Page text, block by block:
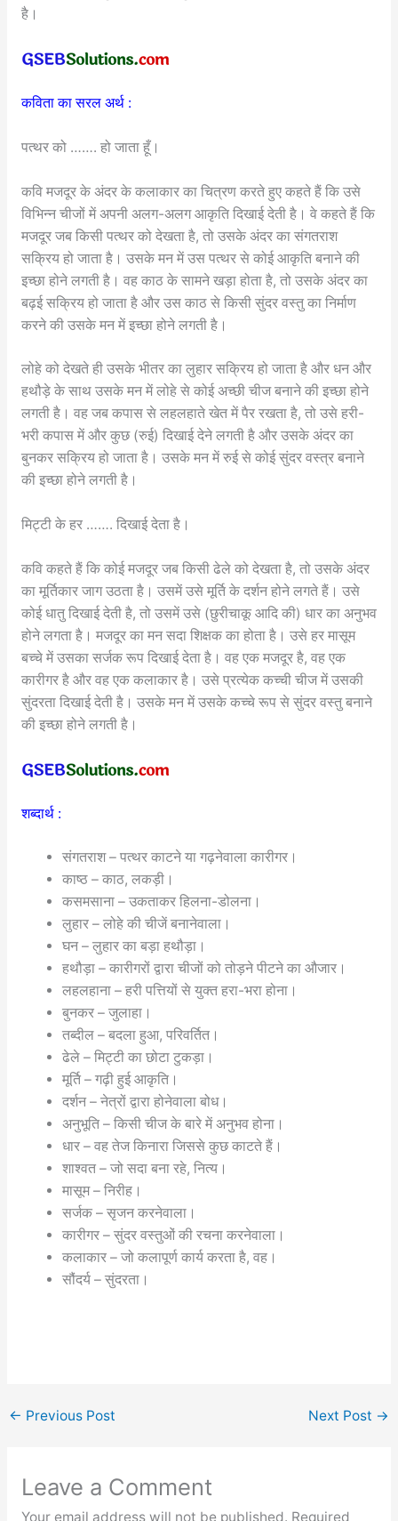
है।
कविता का सरल अर्थ :
पत्थर को ……. हो जाता हूँ।
कवि मजदूर के अंदर के कलाकार का चित्रण करते हुए कहते हैं कि उसे
विभिन्न चीजों में अपनी अलग-अलग आकृति दिखाई देती है। वे कहते हैं कि
मजदूर जब किसी पत्थर को देखता है, तो उसके अंदर का संगतराश
सक्रिय हो जाता है। उसके मन में उस पत्थर से कोई आकृति बनाने की
इच्छा होने लगती है। वह काठ के सामने खड़ा होता है, तो उसके अंदर का
बढ़ई सक्रिय हो जाता है और उस काठ से किसी सुंदर वस्तु का निर्माण
करने की उसके मन में इच्छा होने लगती है।
लोहे को देखते ही उसके भीतर का लुहार सक्रिय हो जाता है और धन और
हथौड़े के साथ उसके मन में लोहे से कोई अच्छी चीज बनाने की इच्छा होने
लगती है। वह जब कपास से लहलहाते खेत में पैर रखता है, तो उसे हरी-
भरी कपास में और कुछ (रुई) दिखाई देने लगती है और उसके अंदर का
बुनकर सक्रिय हो जाता है। उसके मन में रुई से कोई सुंदर वस्त्र बनाने
की इच्छा होने लगती है।
मिट्टी के हर ……. दिखाई देता है।
कवि कहते हैं कि कोई मजदूर जब किसी ढेले को देखता है, तो उसके अंदर
का मूर्तिकार जाग उठता है। उसमें उसे मूर्ति के दर्शन होने लगते हैं। उसे
कोई धातु दिखाई देती है, तो उसमें उसे (छुरीचाकू आदि की) धार का अनुभव
होने लगता है। मजदूर का मन सदा शिक्षक का होता है। उसे हर मासूम
बच्चे में उसका सर्जक रूप दिखाई देता है। वह एक मजदूर है, वह एक
कारीगर है और वह एक कलाकार है। उसे प्रत्येक कच्ची चीज में उसकी
सुंदरता दिखाई देती है। उसके मन में उसके कच्चे रूप से सुंदर वस्तु बनाने
की इच्छा होने लगती है।
शब्दार्थ :
संगतराश – पत्थर काटने या गढ़नेवाला कारीगर।
काष्ठ – काठ, लकड़ी।
कसमसाना – उकताकर हिलना-डोलना।
लुहार – लोहे की चीजें बनानेवाला।
घन – लुहार का बड़ा हथौड़ा।
हथौड़ा – कारीगरों द्वारा चीजों को तोड़ने पीटने का औजार।
लहलहाना – हरी पत्तियों से युक्त हरा-भरा होना।
बुनकर – जुलाहा।
तब्दील – बदला हुआ, परिवर्तित।
ढेले – मिट्टी का छोटा टुकड़ा।
मूर्ति – गढ़ी हुई आकृति।
दर्शन – नेत्रों द्वारा होनेवाला बोध।
अनुभूति – किसी चीज के बारे में अनुभव होना।
धार – वह तेज किनारा जिससे कुछ काटते हैं।
शाश्वत – जो सदा बना रहे, नित्य।
मासूम – निरीह।
सर्जक – सृजन करनेवाला।
कारीगर – सुंदर वस्तुओं की रचना करनेवाला।
कलाकार – जो कलापूर्ण कार्य करता है, वह।
सौंदर्य – सुंदरता।
← Previous Post Next Post →
Leave a Comment
Your email address will not be published. Required